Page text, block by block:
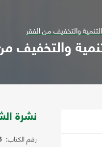
والتخفيف من الفقر
والتخفيف
نشرة
رقم الكتاب: